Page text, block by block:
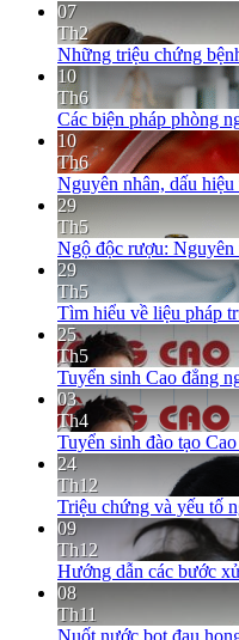
07
Th2
Những triệu chứng
10
Th6
Các biện pháp phòng
10
Th6
Nguyên nhân, dấu
29
Th5
Ngộ độc rượu: Nguyên
29
Th5
Tìm hiểu về liệu pháp
25
Th5
Tuyển sinh Cao đẳng
03
Th4
Tuyển sinh đào tạo
24
Th12
Triệu chứng và yếu tố
09
Th12
Hướng dẫn các bước
08
Th11